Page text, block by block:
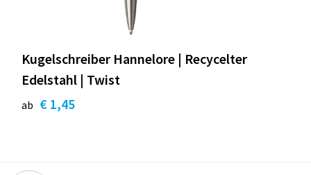
Kugelschreiber Hannelore | Recycelter
Edelstahl | Twist
ab € 1,45